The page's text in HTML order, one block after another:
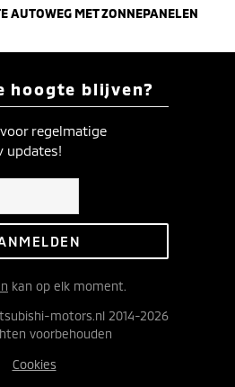
AUTOWEG MET ZONNEPANELEN
hoogte blijven?
regelmatige
updates!
kan op elk moment.
motors.nl 2014-2026
voorbehouden
Cookies